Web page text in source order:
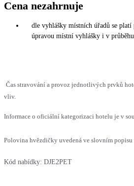
Cena nezahrnuje
dle vyhlášky místních úřadů se
úpravou místní vyhlášky i v
Čas stravování a provoz jednotlivých prvků
vliv.
Informace o oficiální kategorizaci hotelu je v
Polovina hvězdičky uvedená ve slovním
Kód nabídky: DJE2PET